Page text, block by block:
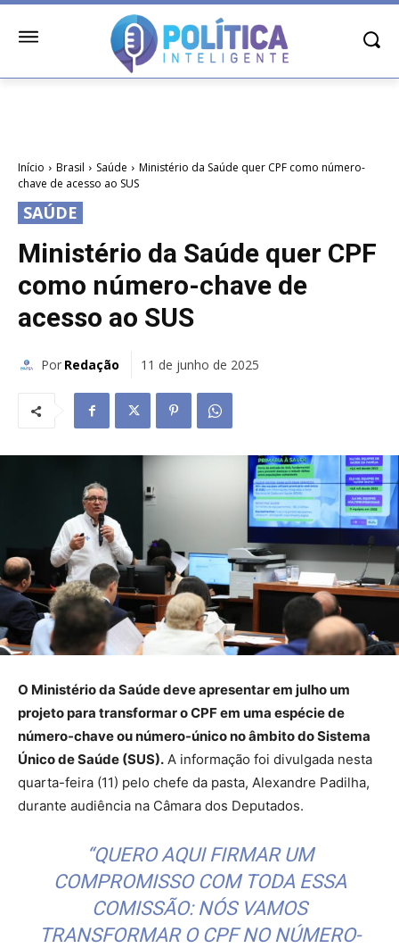
Início Brasil Saúde
Ministério da Saúde quer CPF como número-
chave de acesso ao SUS
SAÚDE
Ministério da Saúde quer CPF
como número-chave de
acesso ao SUS
Por Redação 11 de junho de 2025
O Ministério da Saúde deve apresentar em julho um
projeto para transformar o CPF em uma espécie de
número-chave ou número-único no âmbito do Sistema
Único de Saúde (SUS). A informação foi divulgada nesta
quarta-feira (11) pelo chefe da pasta, Alexandre Padilha,
durante audiência na Câmara dos Deputados.
“QUERO AQUI FIRMAR UM
COMPROMISSO COM TODA ESSA
COMISSÃO: NÓS VAMOS
TRANSFORMAR O CPF NO NÚMERO-